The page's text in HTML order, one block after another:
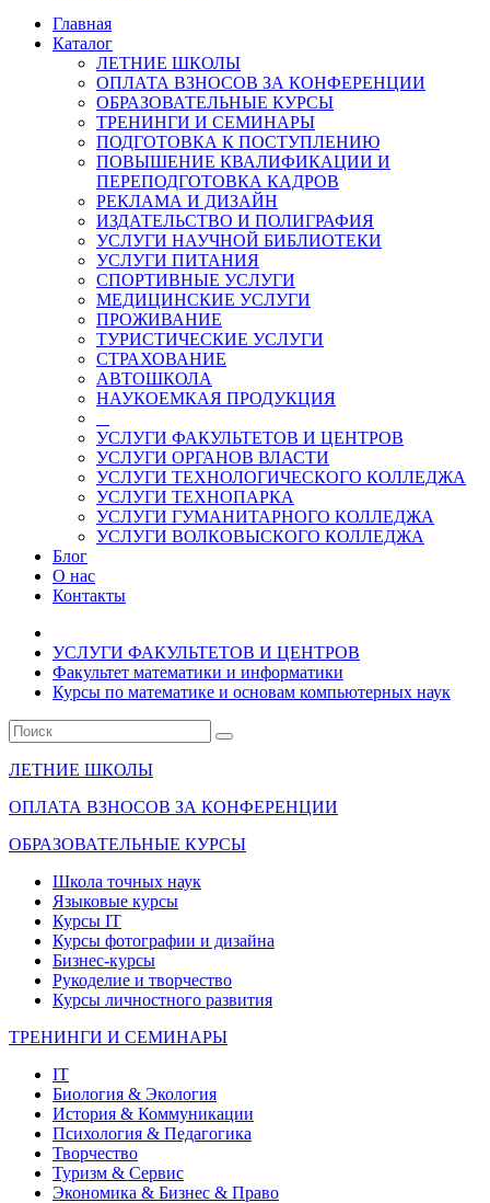
Главная
Каталог
ЛЕТНИЕ ШКОЛЫ
ОПЛАТА ВЗНОСОВ ЗА КОНФЕРЕНЦИИ
ОБРАЗОВАТЕЛЬНЫЕ КУРСЫ
ТРЕНИНГИ И СЕМИНАРЫ
ПОДГОТОВКА К ПОСТУПЛЕНИЮ
ПОВЫШЕНИЕ КВАЛИФИКАЦИИ И
ПЕРЕПОДГОТОВКА КАДРОВ
РЕКЛАМА И ДИЗАЙН
ИЗДАТЕЛЬСТВО И ПОЛИГРАФИЯ
УСЛУГИ НАУЧНОЙ БИБЛИОТЕКИ
УСЛУГИ ПИТАНИЯ
СПОРТИВНЫЕ УСЛУГИ
МЕДИЦИНСКИЕ УСЛУГИ
ПРОЖИВАНИЕ
ТУРИСТИЧЕСКИЕ УСЛУГИ
СТРАХОВАНИЕ
АВТОШКОЛА
НАУКОЕМКАЯ ПРОДУКЦИЯ
УСЛУГИ ФАКУЛЬТЕТОВ И ЦЕНТРОВ
УСЛУГИ ОРГАНОВ ВЛАСТИ
УСЛУГИ ТЕХНОЛОГИЧЕСКОГО КОЛЛЕДЖА
УСЛУГИ ТЕХНОПАРКА
УСЛУГИ ГУМАНИТАРНОГО КОЛЛЕДЖА
УСЛУГИ ВОЛКОВЫСКОГО КОЛЛЕДЖА
Блог
О нас
Контакты
УСЛУГИ ФАКУЛЬТЕТОВ И ЦЕНТРОВ
Факультет математики и информатики
Курсы по математике и основам компьютерных наук
ЛЕТНИЕ ШКОЛЫ
ОПЛАТА ВЗНОСОВ ЗА КОНФЕРЕНЦИИ
ОБРАЗОВАТЕЛЬНЫЕ КУРСЫ
Школа точных наук
Языковые курсы
Курсы IT
Курсы фотографии и дизайна
Бизнес-курсы
Рукоделие и творчество
Курсы личностного развития
ТРЕНИНГИ И СЕМИНАРЫ
IT
Биология & Экология
История & Коммуникации
Психология & Педагогика
Творчество
Туризм & Сервис
Экономика & Бизнес & Право